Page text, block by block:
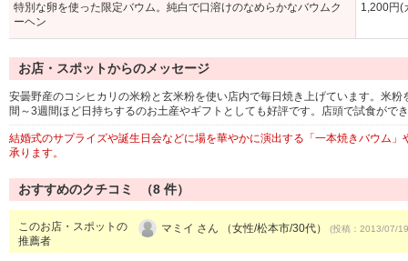
特別な卵を使った限定バウム。純白で口溶けのなめらかなバウムク
ーヘン
1,200円(
お店・スポットからのメッセージ
安曇野産のコシヒカリの米粉と玄米粉を使い店内で毎日焼き上げています。米
間～3週間ほど日持ちするのお土産やギフトとしても好評です。店頭で試食がで
結婚式のサプライズや誕生日会などに場を華やかに演出する「一本焼きバウム
承ります。
おすすめのクチコミ （8 件）
このお店・スポットの
推薦者
マミイ さん （女性/松本市/30代） (投稿：2013/07/